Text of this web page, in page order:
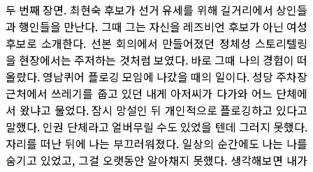
두 번째 장면. 최현숙 후보가 선거 유세를 위해 길거리에서 상인들
과 행인들을 만난다. 그때 그는 자신을 레즈비언 후보가 아닌 여성
후보로 소개한다. 선본 회의에서 만들어졌던 정체성 스토리텔링
을 현장에서는 주저하는 것처럼 보였다. 바로 그때 나의 경험이 떠
올랐다. 영남퀴어 플로깅 모임에 나갔을 때의 일이다. 성당 주차장
근처에서 쓰레기를 줍고 있던 내게 아저씨가 다가와 어느 단체에
서 왔냐고 물었다. 잠시 망설인 뒤 개인적으로 플로깅하고 있다고
말했다. 인권 단체라고 얼버무릴 수도 있었을 텐데 그러지 못했다.
자리를 떠난 뒤에 나는 부끄러워졌다. 일상의 순간에도 나는 나를
숨기고 있었고, 그걸 오랫동안 알아채지 못했다. 생각해보면 내가